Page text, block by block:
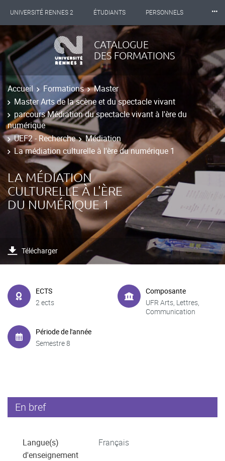
UNIVERSITÉ RENNES 2 ÉTUDIANTS PERSONNELS
INTERNATIONAL PROFESSIONNELS
LES NOUVELLES DE RENNES 2
⸱⸱⸱
CATALOGUE
DES FORMATIONS
Accueil Formations
Master
Master Arts de la scène et du spectacle vivant
parcours Médiation du spectacle vivant à l'ère du
numérique
UEF2 - Recherche
Médiation
La médiation culturelle à l'ère du numérique 1
LA MÉDIATION
CULTURELLE À L'ÈRE
DU NUMÉRIQUE 1
Télécharger
ECTS
2 ects
Composante
UFR Arts, Lettres,
Communication
Période de l'année
Semestre 8
En bref
Langue(s)
d'enseignement
Français